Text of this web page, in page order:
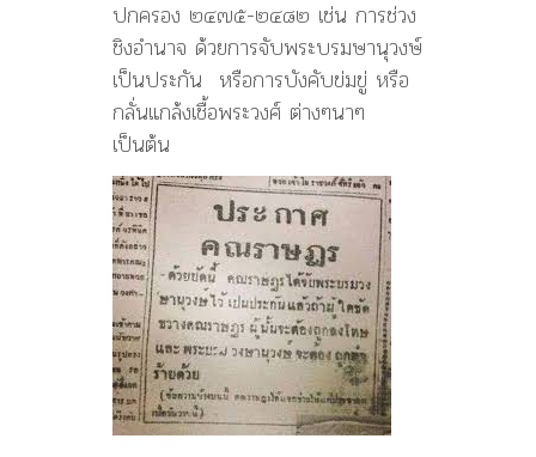
ปกครอง ๒๔๗๕-๒๔๘๒ เช่น การช่วง
ชิงอำนาจ ด้วยการจับพระบรมษานุวงษ์
เป็นประกัน หรือการบังคับข่มขู่ หรือ
กลั่นแกล้งเชื้อพระวงศ์ ต่างๆนาๆ
เป็นต้น